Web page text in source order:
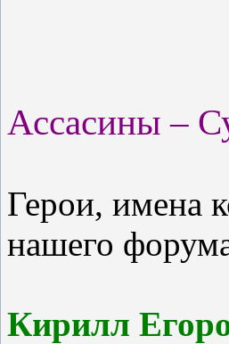
Ассасины –
Герои, имена
нашего
Кирилл